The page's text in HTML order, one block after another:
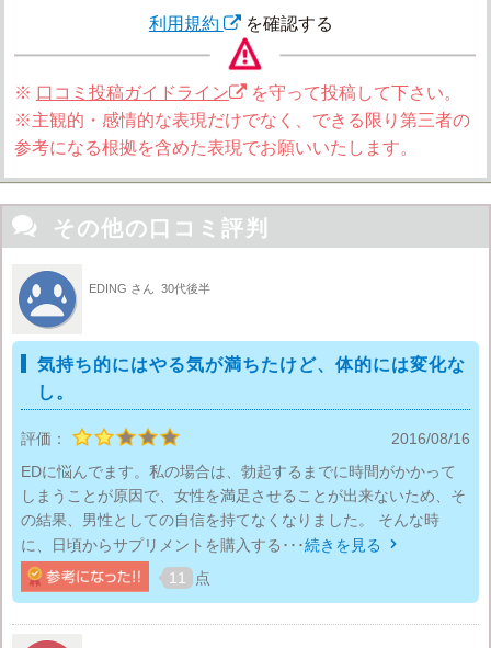
利用規約 を確認する
※ 口コミ投稿ガイドライン
を守って投稿して下さい。
※主観的・感情的な表現だけでなく、できる限り第三者の
参考になる根拠を含めた表現でお願いいたします。
 その他の口コミ評判
EDING さん 30代後半
気持ち的にはやる気が満ちたけど、体的には変化な
し。
評価：
2016/08/16
EDに悩んでます。私の場合は、勃起するまでに時間がかかって
しまうことが原因で、女性を満足させることが出来ないため、そ
の結果、男性としての自信を持てなくなりました。 そんな時
に、日頃からサプリメントを購入する･･･続きを見る 
11 点